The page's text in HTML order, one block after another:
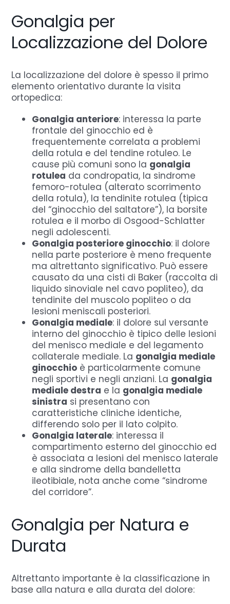
Gonalgia per
Localizzazione del Dolore
La localizzazione del dolore è spesso il primo
elemento orientativo durante la visita
ortopedica:
Gonalgia anteriore: interessa la parte
frontale del ginocchio ed è
frequentemente correlata a problemi
della rotula e del tendine rotuleo. Le
cause più comuni sono la gonalgia
rotulea da condropatia, la sindrome
femoro-rotulea (alterato scorrimento
della rotula), la tendinite rotulea (tipica
del “ginocchio del saltatore”), la borsite
rotulea e il morbo di Osgood-Schlatter
negli adolescenti.
Gonalgia posteriore ginocchio: il dolore
nella parte posteriore è meno frequente
ma altrettanto significativo. Può essere
causato da una cisti di Baker (raccolta di
liquido sinoviale nel cavo popliteo), da
tendinite del muscolo popliteo o da
lesioni meniscali posteriori.
Gonalgia mediale: il dolore sul versante
interno del ginocchio è tipico delle lesioni
del menisco mediale e del legamento
collaterale mediale. La gonalgia mediale
ginocchio è particolarmente comune
negli sportivi e negli anziani. La gonalgia
mediale destra e la gonalgia mediale
sinistra si presentano con
caratteristiche cliniche identiche,
differendo solo per il lato colpito.
Gonalgia laterale: interessa il
compartimento esterno del ginocchio ed
è associata a lesioni del menisco laterale
e alla sindrome della bandelletta
ileotibiale, nota anche come “sindrome
del corridore”.
Gonalgia per Natura e
Durata
Altrettanto importante è la classificazione in
base alla natura e alla durata del dolore: